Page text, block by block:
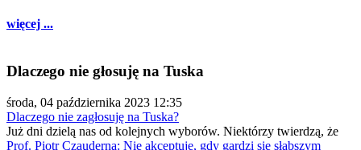
więcej ...
Dlaczego nie głosuję na Tuska
środa, 04 października 2023 12:35
Dlaczego nie zagłosuję na Tuska?
Już dni dzielą nas od kolejnych wyborów. Niektórzy twierdzą, że
Prof. Piotr Czauderna: Nie akceptuję, gdy gardzi się słabszym